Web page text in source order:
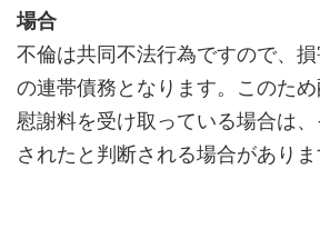
場合
不倫は共同不法行為ですので、
の連帯債務となります。このた
慰謝料を受け取っている場合は
されたと判断される場合がありま